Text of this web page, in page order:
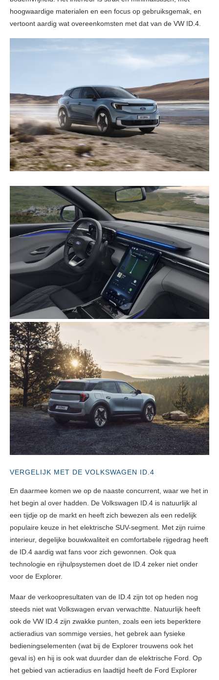
hoogwaardige materialen en een focus op gebruiksgemak, en
vertoont aardig wat overeenkomsten met dat van de VW ID.4.
VERGELIJK MET DE VOLKSWAGEN ID.4
En daarmee komen we op de naaste concurrent, waar we het in
het begin al over hadden. De Volkswagen ID.4 is natuurlijk al
een tijdje op de markt en heeft zich bewezen als een redelijk
populaire keuze in het elektrische SUV-segment. Met zijn ruime
interieur, degelijke bouwkwaliteit en comfortabele rijgedrag heeft
de ID.4 aardig wat fans voor zich gewonnen. Ook qua
technologie en rijhulpsystemen doet de ID.4 zeker niet onder
voor de Explorer.
Maar de verkoopresultaten van de ID.4 zijn tot op heden nog
steeds niet wat Volkswagen ervan verwachtte. Natuurlijk heeft
ook de VW ID.4 zijn zwakke punten, zoals een iets beperktere
actieradius van sommige versies, het gebrek aan fysieke
bedieningselementen (wat bij de Explorer trouwens ook het
geval is) en hij is ook wat duurder dan de elektrische Ford. Op
het gebied van actieradius en laadtijd heeft de Ford Explorer